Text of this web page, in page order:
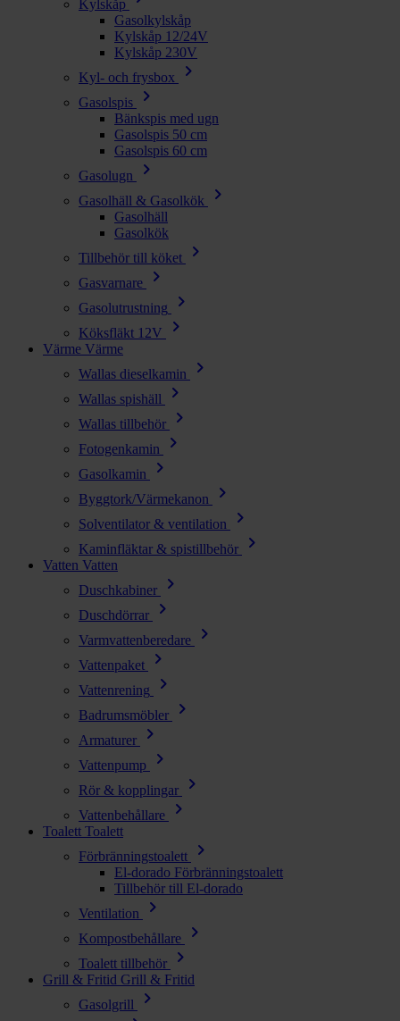
Kylskåp
Gasolkylskåp
Kylskåp 12/24V
Kylskåp 230V
Kyl- och frysbox
chevron_right
Gasolspis chevron_right
Bänkspis med ugn
Gasolspis 50 cm
Gasolspis 60 cm
Gasolugn
chevron_right
Gasolhäll & Gasolkök chevron_right
Gasolhäll
Gasolkök
Tillbehör till köket
chevron_right
Gasvarnare chevron_right
Gasolutrustning chevron_right
Köksfläkt 12V chevron_right
Värme Värme
Wallas dieselkamin
chevron_right
Wallas spishäll chevron_right
Wallas tillbehör chevron_right
Fotogenkamin chevron_right
Gasolkamin chevron_right
Byggtork/Värmekanon chevron_right
Solventilator & ventilation chevron_right
Kaminfläktar & spistillbehör chevron_right
Vatten Vatten
Duschkabiner
chevron_right
Duschdörrar chevron_right
Varmvattenberedare chevron_right
Vattenpaket chevron_right
Vattenrening chevron_right
Badrumsmöbler chevron_right
Armaturer chevron_right
Vattenpump chevron_right
Rör & kopplingar chevron_right
Vattenbehållare chevron_right
Toalett Toalett
Förbränningstoalett
chevron_right
El-dorado Förbränningstoalett
Tillbehör till El-dorado
Ventilation
chevron_right
Kompostbehållare chevron_right
Toalett tillbehör chevron_right
Grill & Fritid Grill & Fritid
Gasolgrill
chevron_right